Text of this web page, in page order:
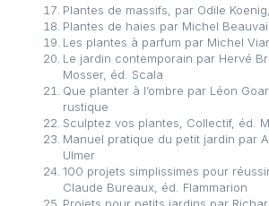
Plantes de massifs, par Odile
Plantes de haies par Michel
Les plantes à parfum par Michel
Le jardin contemporain par Hervé
Mosser, éd. Scala
Que planter à l’ombre par Léon
rustique
Sculptez vos plantes, Collectif, éd.
Manuel pratique du petit jardin par
Ulmer
100 projets simplissimes pour
Claude Bureaux, éd. Flammarion